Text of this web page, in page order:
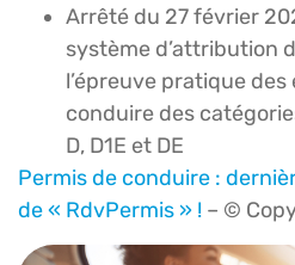
Arrêté du 27 février
système d’attribution
l’épreuve pratique
conduire des catégories
D, D1E et DE
Permis de conduire :
de « RdvPermis » ! – ©